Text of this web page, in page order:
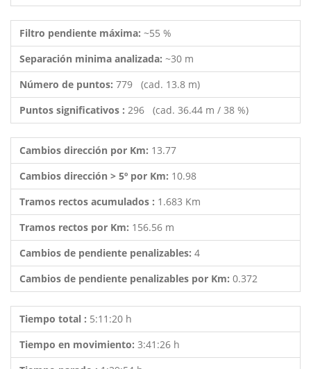
Filtro pendiente máxima: ~55 %
Separación minima analizada: ~30 m
Número de puntos: 779 (cad. 13.8 m)
Puntos significativos : 296 (cad. 36.44 m / 38 %)
Cambios dirección por Km: 13.77
Cambios dirección > 5º por Km: 10.98
Tramos rectos acumulados : 1.683 Km
Tramos rectos por Km: 156.56 m
Cambios de pendiente penalizables: 4
Cambios de pendiente penalizables por Km: 0.372
Tiempo total : 5:11:20 h
Tiempo en movimiento: 3:41:26 h